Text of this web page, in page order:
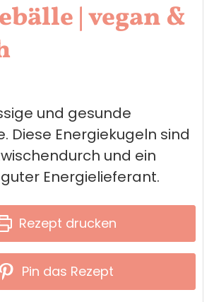
| vegan &
und gesunde
Diese Energiekugeln sind
und ein
Energielieferant.
Rezept drucken
Pin das Rezept